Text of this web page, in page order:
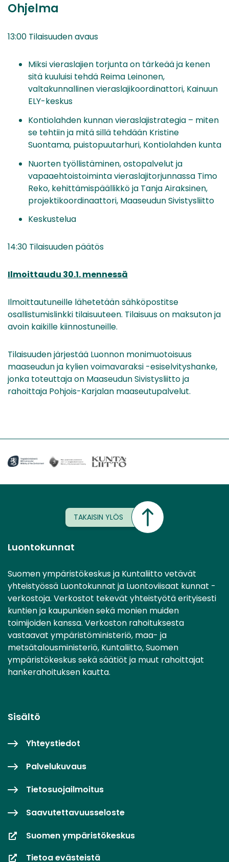
Ohjelma
13:00 Tilaisuuden avaus
Miksi vieraslajien torjunta on tärkeää ja kenen
sitä kuuluisi tehdä Reima Leinonen,
valtakunnallinen vieraslajikoordinattori, Kainuun
ELY-keskus
Kontiolahden kunnan vieraslajistrategia – miten
se tehtiin ja mitä sillä tehdään Kristine
Suontama, puistopuutarhuri, Kontiolahden kunta
Nuorten työllistäminen, ostopalvelut ja
vapaaehtoistoiminta vieraslajitorjunnassa Timo
Reko, kehittämispäällikkö ja Tanja Airaksinen,
projektikoordinaattori, Maaseudun Sivistysliitto
Keskustelua
14:30 Tilaisuuden päätös
Ilmoittaudu 30.1. mennessä
Ilmoittautuneille lähetetään sähköpostitse
osallistumislinkki tilaisuuteen. Tilaisuus on maksuton ja
avoin kaikille kiinnostuneille.
Tilaisuuden järjestää Luonnon monimuotoisuus
maaseudun ja kylien voimavaraksi -esiselvityshanke,
jonka toteuttaja on Maaseudun Sivistysliitto ja
rahoittaja Pohjois-Karjalan maaseutupalvelut.
TAKAISIN YLÖS
Luontokunnat
Suomen ympäristökeskus ja Kuntaliitto vetävät
yhteistyössä Luontokunnat ja Luontoviisaat kunnat -
verkostoja. Verkostot tekevät yhteistyötä erityisesti
kuntien ja kaupunkien sekä monien muiden
toimijoiden kanssa. Verkoston rahoituksesta
vastaavat ympäristöministeriö, maa- ja
metsätalousministeriö, Kuntaliitto, Suomen
ympäristökeskus sekä säätiöt ja muut rahoittajat
hankerahoituksen kautta.
Sisältö
Yhteystiedot
Palvelukuvaus
Tietosuojailmoitus
Saavutettavuusseloste
Suomen ympäristökeskus
Tietoa evästeistä